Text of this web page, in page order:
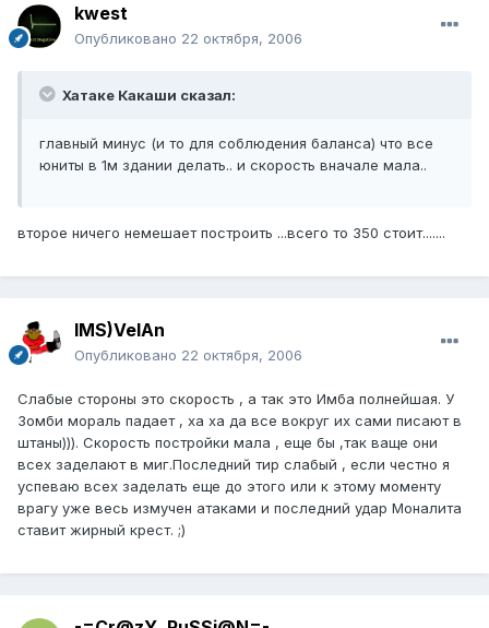
kwest
Опубликовано 22 октября, 2006
Хатаке Какаши сказал:
главный минус (и то для соблюдения баланса) что все
юниты в 1м здании делать.. и скорость вначале мала..
второе ничего немешает построить ...всего то 350 стоит.......
IMS)VelAn
Опубликовано 22 октября, 2006
Слабые стороны это скорость , а так это Имба полнейшая. У
Зомби мораль падает , ха ха да все вокруг их сами писают в
штаны))). Скорость постройки мала , еще бы ,так ваще они
всех заделают в миг.Последний тир слабый , если честно я
успеваю всех заделать еще до этого или к этому моменту
врагу уже весь измучен атаками и последний удар Моналита
ставит жирный крест. ;)